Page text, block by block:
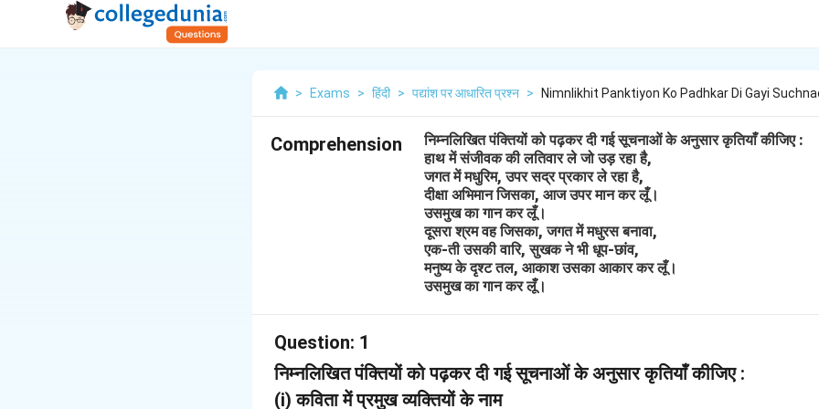
> Exams > हिंदी > पद्यांश पर आधारित प्रश्न > Nimnlikhit Panktiyon Ko Padhkar Di Gayi
Comprehension
निम्नलिखित पंक्तियों को पढ़कर दी गई सूचनाओं के अनुसार कृतियाँ कीजिए :
हाथ में संजीवक की लतिवार ले जो उड़ रहा है,
जगत में मधुरिम, उपर सद्र प्रकार ले रहा है,
दीक्षा अभिमान जिसका, आज उपर मान कर लूँ।
उसमुख का गान कर लूँ।
दूसरा श्रम वह जिसका, जगत में मधुरस बनावा,
एक-ती उसकी वारि, सुखक ने भी धूप-छांव,
मनुष्य के दृश्ट तल, आकाश उसका आकार कर लूँ।
उसमुख का गान कर लूँ।
Question: 1
निम्नलिखित पंक्तियों को पढ़कर दी गई सूचनाओं के अनुसार कृतियाँ कीजिए :
(i) कविता में प्रमुख व्यक्तियों के नाम